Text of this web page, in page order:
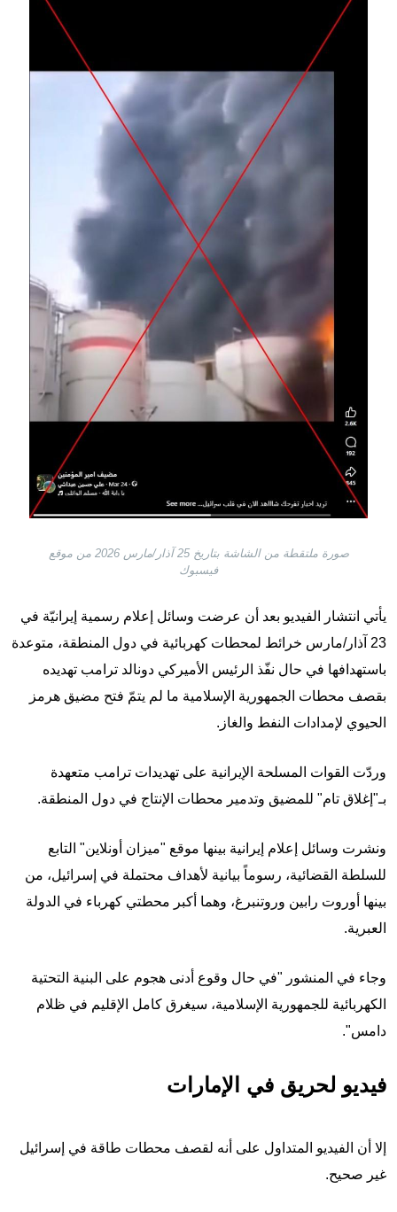
صورة ملتقطة من الشاشة بتاريخ 25 آذار/مارس 2026 من موقع
فيسبوك
يأتي انتشار الفيديو بعد أن عرضت وسائل إعلام رسمية إيرانيّة في
23 آذار/مارس خرائط لمحطات كهربائية في دول المنطقة، متوعدة
باستهدافها في حال نفّذ الرئيس الأميركي دونالد ترامب تهديده
بقصف محطات الجمهورية الإسلامية ما لم يتمّ فتح مضيق هرمز
الحيوي لإمدادات النفط والغاز.
وردّت القوات المسلحة الإيرانية على تهديدات ترامب متعهدة
بـ"إغلاق تام" للمضيق وتدمير محطات الإنتاج في دول المنطقة.
ونشرت وسائل إعلام إيرانية بينها موقع "ميزان أونلاين" التابع
للسلطة القضائية، رسوماً بيانية لأهداف محتملة في إسرائيل، من
بينها أوروت رابين وروتنبرغ، وهما أكبر محطتي كهرباء في الدولة
العبرية.
وجاء في المنشور "في حال وقوع أدنى هجوم على البنية التحتية
الكهربائية للجمهورية الإسلامية، سيغرق كامل الإقليم في ظلام
دامس".
فيديو لحريق في الإمارات
إلا أن الفيديو المتداول على أنه لقصف محطات طاقة في إسرائيل
غير صحيح.